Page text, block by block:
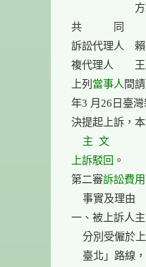
方政
共　　　同
訴訟代理人　
複代理人　　
上列 當事人 間
年3 月26日臺
決提起上訴，
主  文
上訴駁回 。
第二審訴訟費用
    事實及理由
一、被上訴人
分別受僱於
臺北」路線